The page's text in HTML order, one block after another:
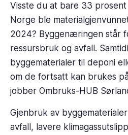
Visste du at bare 33
Norge ble
2024? Byggenæringen står
ressursbruk og avfall.
byggematerialer til deponi
om de fortsatt kan brukes
jobber Ombruks-HUB
Gjenbruk av
avfall, lavere